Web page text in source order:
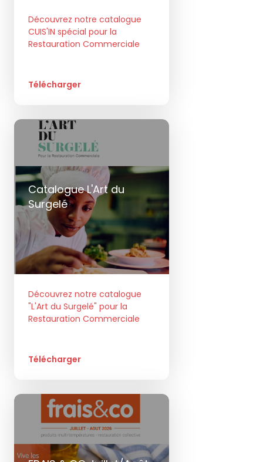
Découvrez notre catalogue
CUIS'IN spécial pour la
Restauration Commerciale
Télécharger
Catalogue L'Art du
Surgelé
Découvrez notre catalogue
"L'Art du Surgelé" pour la
Restauration Commerciale
Télécharger